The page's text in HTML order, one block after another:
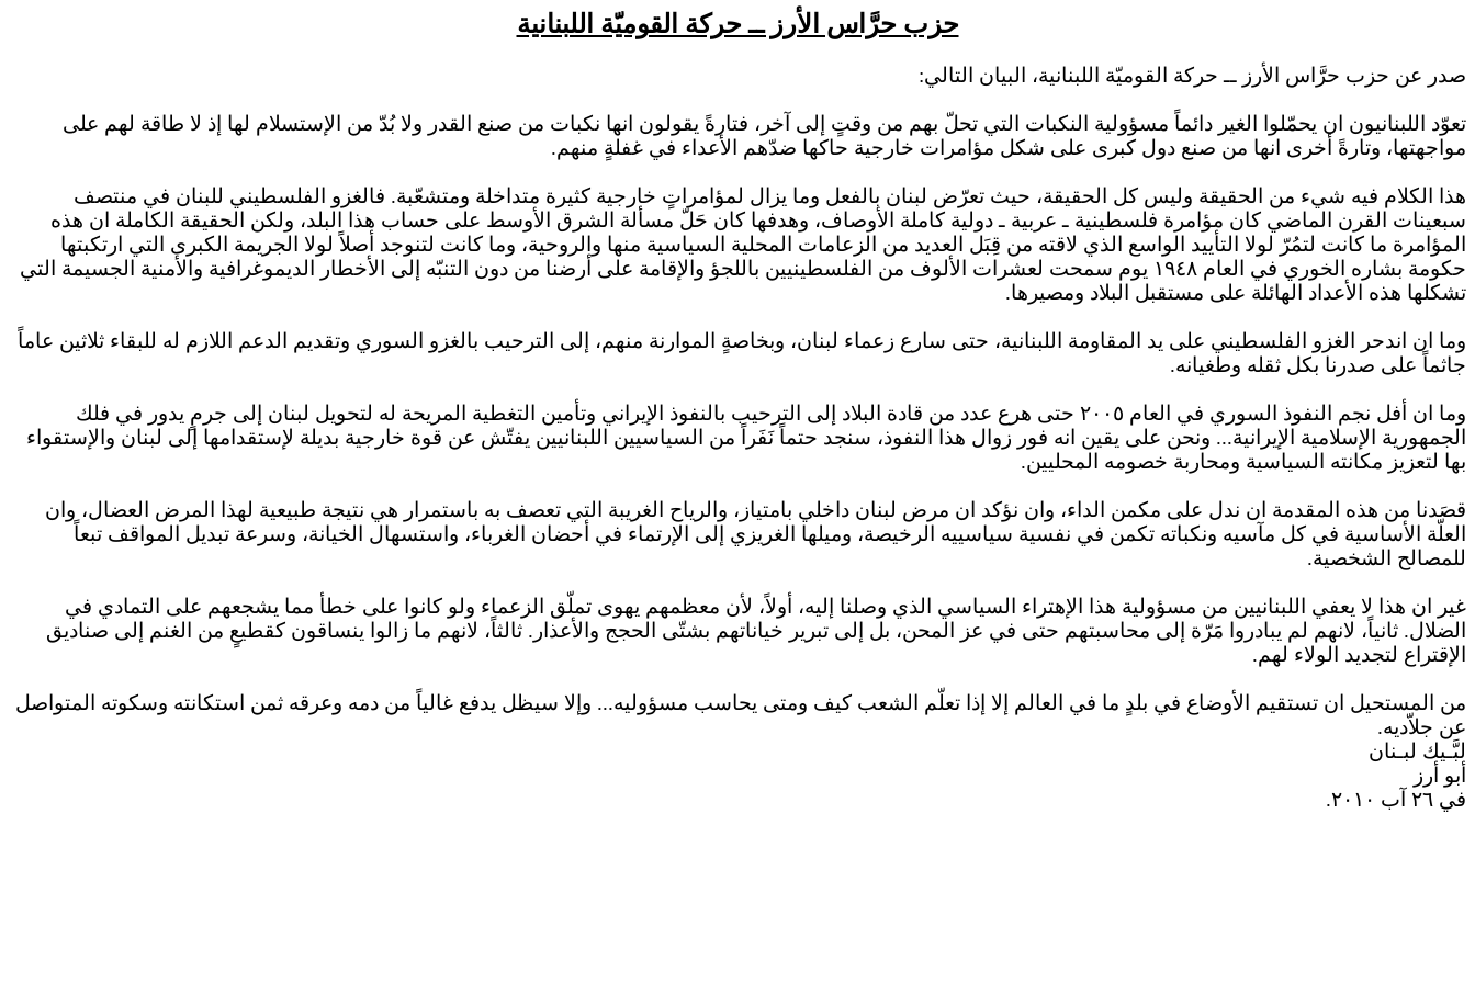
حزب حرَّاس الأرز ــ حركة القوميّة اللبنانية
صدر عن حزب حرَّاس الأرز ــ حركة القوميّة اللبنانية، البيان التالي:
تعوّد اللبنانيون ان يحمّلوا الغير دائماً مسؤولية النكبات التي تحلّ بهم من وقتٍ إلى آخر، فتارةً يقولون انها نكبات من صنع القدر ولا بُدّ من الإستسلام لها إذ لا طاقة لهم على
مواجهتها، وتارةً أخرى انها من صنع دول كبرى على شكل مؤامرات خارجية حاكها ضدّهم الأعداء في غفلةٍ منهم.
هذا
الكلام فيه شيء من الحقيقة وليس كل الحقيقة، حيث تعرّض لبنان بالفعل وما يزال لمؤامراتٍ خارجية كثيرة متداخلة ومتشعّبة. فالغزو الفلسطيني للبنان في منتصف
سبعينات القرن الماضي كان مؤامرة فلسطينية ـ عربية ـ دولية كاملة الأوصاف، وهدفها كان حَلّ مسألة الشرق الأوسط على حساب هذا البلد، ولكن الحقيقة الكاملة ان هذه
المؤامرة ما كانت لتمُرّ لولا التأييد الواسع الذي لاقته من قِبَل العديد من الزعامات المحلية السياسية منها والروحية، وما كانت لتنوجد أصلاً لولا الجريمة الكبرى التي ارتكبتها
حكومة بشاره الخوري في العام ١٩٤٨ يوم سمحت لعشرات الألوف من الفلسطينيين باللجؤ والإقامة على أرضنا من دون التنبّه إلى الأخطار الديموغرافية والأمنية الجسيمة التي
تشكلها هذه الأعداد الهائلة على مستقبل البلاد ومصيرها.
وما ان اندحر الغزو الفلسطيني على يد المقاومة اللبنانية، حتى سارع زعماء لبنان، وبخاصةٍ الموارنة منهم، إلى الترحيب بالغزو السوري وتقديم الدعم اللازم له للبقاء ثلاثين عاماً
جاثماً على صدرنا بكل ثقله وطغيانه.
وما ان
أفل نجم النفوذ السوري في العام ٢٠٠٥ حتى هرع عدد من قادة البلاد إلى الترحيب بالنفوذ الإيراني وتأمين التغطية المريحة له لتحويل لبنان إلى جرمٍ يدور في فلك
الجمهورية الإسلامية الإيرانية... ونحن على يقين انه فور زوال هذا النفوذ، سنجد حتماً نَفَراً من السياسيين اللبنانيين يفتّش عن قوة خارجية بديلة لإستقدامها إلى لبنان والإستقواء
بها لتعزيز مكانته السياسية ومحاربة خصومه المحليين.
قصَدنا من هذه المقدمة ان ندل على مكمن الداء، وان نؤكد ان مرض لبنان داخلي بامتياز، والرياح الغريبة التي تعصف به باستمرار هي نتيجة طبيعية لهذا المرض العضال، وان
العلّة الأساسية في كل مآسيه ونكباته تكمن في نفسية سياسييه الرخيصة، وميلها الغريزي إلى
الإرتماء في أحضان الغرباء، واستسهال الخيانة، وسرعة تبديل المواقف تبعاً
للمصالح الشخصية.
غير ان هذا لا يعفي اللبنانيين من مسؤولية هذا الإهتراء السياسي الذي وصلنا إليه، أولاً، لأن معظمهم يهوى تملّق الزعماء ولو كانوا على خطأ مما يشجعهم على التمادي في
الضلال. ثانياً، لانهم لم يبادروا مَرّة إلى محاسبتهم حتى في عز المحن، بل إلى تبرير خياناتهم بشتّى الحجج والأعذار. ثالثاً، لانهم ما زالوا ينساقون كقطيعٍ من الغنم إلى صناديق
الإقتراع لتجديد الولاء لهم.
من المستحيل ان تستقيم الأوضاع في بلدٍ ما في العالم إلا إذا تعلّم الشعب كيف ومتى يحاسب مسؤوليه... وإلا سيظل يدفع غالياً من دمه وعرقه ثمن استكانته وسكوته المتواصل
عن جلاّديه.
لبَّـيك لبـنان
أبو أرز
في ٢٦ آب ٢٠١٠.